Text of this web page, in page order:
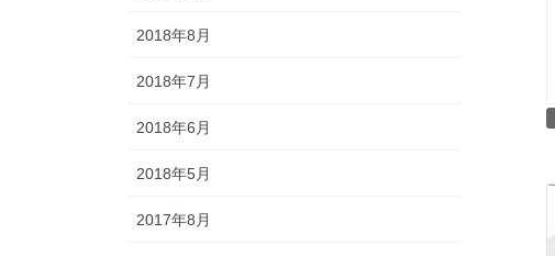
2018年8月
2018年7月
2018年6月
2018年5月
2017年8月